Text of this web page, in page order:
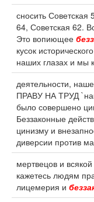
сносить Советская
64, Советская 62.
Это вопиющее
кусок
наших глазах и мы
деятельности,
ПРАВУ НА ТРУД
было совершено
Беззаконные
цинизму и
диверсии против
мертвецов и
кажетесь людям
лицемерия и